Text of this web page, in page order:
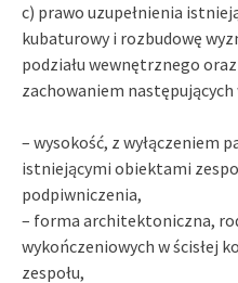
c) prawo uzupełnienia
kubaturowy i rozbudowę
podziału wewnętrznego
zachowaniem następujących
– wysokość, z wyłączeniem
istniejącymi obiektami
podpiwniczenia,
– forma architektoniczna,
wykończeniowych w ścisłej
zespołu,